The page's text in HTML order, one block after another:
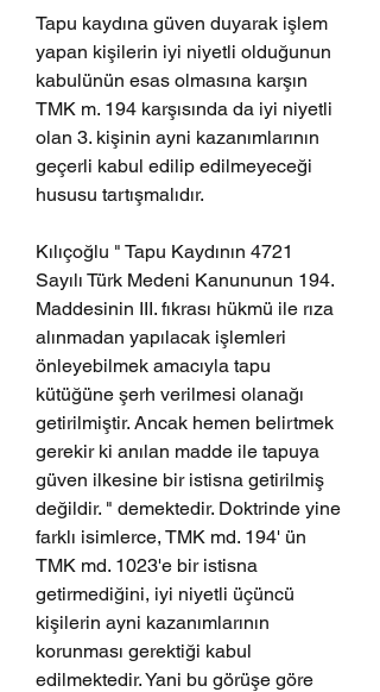
Tapu kaydına güven duyarak işlem
yapan kişilerin iyi niyetli olduğunun
kabulünün esas olmasına karşın
TMK m. 194 karşısında da iyi niyetli
olan 3. kişinin ayni kazanımlarının
geçerli kabul edilip edilmeyeceği
hususu tartışmalıdır.
Kılıçoğlu " Tapu Kaydının 4721
Sayılı Türk Medeni Kanununun 194.
Maddesinin III. fıkrası hükmü ile rıza
alınmadan yapılacak işlemleri
önleyebilmek amacıyla tapu
kütüğüne şerh verilmesi olanağı
getirilmiştir. Ancak hemen belirtmek
gerekir ki anılan madde ile tapuya
güven ilkesine bir istisna getirilmiş
değildir. " demektedir. Doktrinde yine
farklı isimlerce, TMK md. 194' ün
TMK md. 1023'e bir istisna
getirmediğini, iyi niyetli üçüncü
kişilerin ayni kazanımlarının
korunması gerektiği kabul
edilmektedir. Yani bu görüşe göre